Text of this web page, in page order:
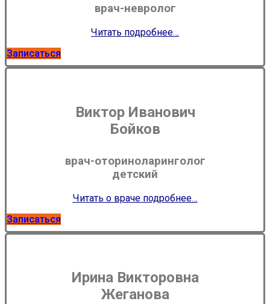
врач-невролог
Читать подробнее…
Записаться
Виктор Иванович
Бойков
врач-оториноларинголог
детский
Читать о враче подробнее…
Записаться
Ирина Викторовна
Жеганова